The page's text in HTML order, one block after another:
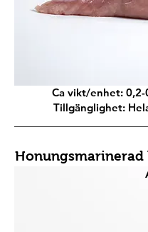
Ca vikt/enhet: 0,2-
Tillgänglighet: